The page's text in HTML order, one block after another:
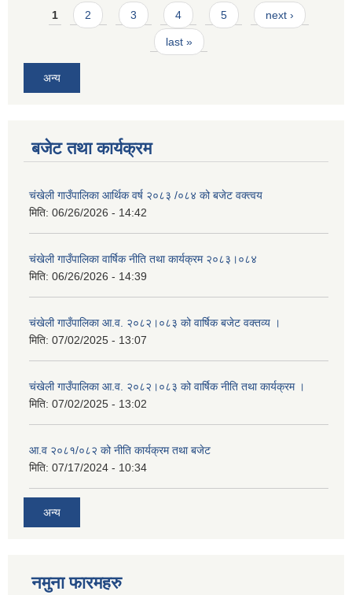
Pages
1 2 3 4 5 next ›
last »
अन्य
बजेट तथा कार्यक्रम
चंखेली गाउँपालिका आर्थिक वर्ष २०८३ /०८४ को बजेट वक्त्वय
मिति: 06/26/2026 - 14:42
चंखेली गाउँपालिका वार्षिक नीति तथा कार्यक्रम २०८३।०८४
मिति: 06/26/2026 - 14:39
चंखेली गाउँपालिका आ.व. २०८२।०८३ को वार्षिक बजेट वक्तव्य ।
मिति: 07/02/2025 - 13:07
चंखेली गाउँपालिका आ.व. २०८२।०८३ को वार्षिक नीति तथा कार्यक्रम ।
मिति: 07/02/2025 - 13:02
आ.व २०८१/०८२ को नीति कार्यक्रम तथा बजेट
मिति: 07/17/2024 - 10:34
अन्य
नमुना फारमहरु